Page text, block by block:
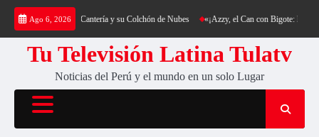
Saltar
contenido
Ago 6, 2026
Trekking al Cerro Cantería y su Colchón de Nubes «¡Azzy, el Can con Bigote: La
Tu Televisión Latina Tulatv
Noticias del Perú y el mundo en un solo Lugar